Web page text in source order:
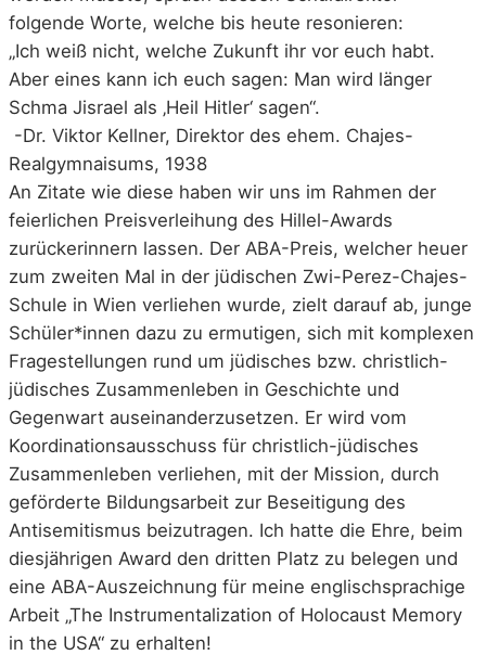
folgende Worte, welche bis heute resonieren:
„Ich weiß nicht, welche Zukunft ihr vor euch habt.
Aber eines kann ich euch sagen: Man wird länger
Schma Jisrael als ‚Heil Hitler‘ sagen“.
-Dr. Viktor Kellner, Direktor des ehem. Chajes-
Realgymnaisums, 1938
An Zitate wie diese haben wir uns im Rahmen der
feierlichen Preisverleihung des Hillel-Awards
zurückerinnern lassen. Der ABA-Preis, welcher heuer
zum zweiten Mal in der jüdischen Zwi-Perez-Chajes-
Schule in Wien verliehen wurde, zielt darauf ab, junge
Schüler*innen dazu zu ermutigen, sich mit komplexen
Fragestellungen rund um jüdisches bzw. christlich-
jüdisches Zusammenleben in Geschichte und
Gegenwart auseinanderzusetzen. Er wird vom
Koordinationsausschuss für christlich-jüdisches
Zusammenleben verliehen, mit der Mission, durch
geförderte Bildungsarbeit zur Beseitigung des
Antisemitismus beizutragen. Ich hatte die Ehre, beim
diesjährigen Award den dritten Platz zu belegen und
eine ABA-Auszeichnung für meine englischsprachige
Arbeit „The Instrumentalization of Holocaust Memory
in the USA“ zu erhalten!